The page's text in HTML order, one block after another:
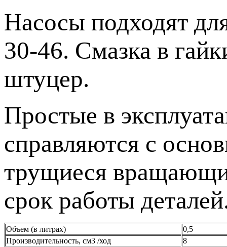
Насосы подходят
30-46. Смазка в
штуцер.
Простые в
справляются с
трущиеся
срок работы
Объем (в литрах)
0,5
Производительность, см3 /ход
8